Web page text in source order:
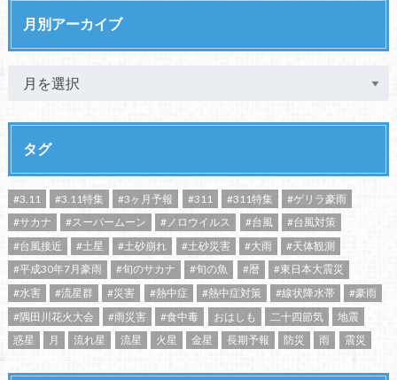
月別アーカイブ
タグ
#3.11 #3.11特集 #3ヶ月予報 #311 #311特集
#ゲリラ豪雨
#サカナ
#スーパームーン #ノロウイルス #台風
#台風対策
#台風接近
#土星 #土砂崩れ #土砂災害 #大雨
#天体観測
#平成30年7月豪雨
#旬のサカナ #旬の魚 #暦
#東日本大震災
#水害
#流星群 #災害 #熱中症 #熱中症対策 #線状降水帯
#豪雨
#隅田川花火大会
#雨災害 #食中毒 おはしも 二十四節気
地震
惑星
月 流れ星 流星 火星 金星 長期予報 防災 雨 震災